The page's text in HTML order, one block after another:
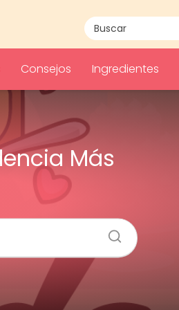
Consejos Ingredientes
Más